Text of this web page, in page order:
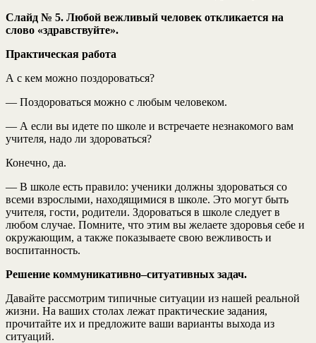
Слайд № 5. Любой вежливый человек откликается на
слово «здравствуйте».
Практическая работа
А с кем можно поздороваться?
— Поздороваться можно с любым человеком.
— А если вы идете по школе и встречаете незнакомого вам
учителя, надо ли здороваться?
Конечно, да.
— В школе есть правило: ученики должны здороваться со
всеми взрослыми, находящимися в школе. Это могут быть
учителя, гости, родители. Здороваться в школе следует в
любом случае. Помните, что этим вы желаете здоровья себе и
окружающим, а также показываете свою вежливость и
воспитанность.
Решение коммуникативно–ситуативных задач.
Давайте рассмотрим типичные ситуации из нашей реальной
жизни. На ваших столах лежат практические задания,
прочитайте их и предложите ваши варианты выхода из
ситуаций.